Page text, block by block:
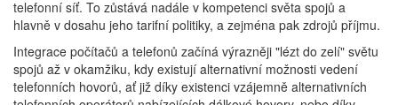
telefonní síť. To zůstává nadále v kompetenci světa spojů a
hlavně v dosahu jeho tarifní politiky, a zejména pak zdrojů příjmu.
Integrace počítačů a telefonů začíná výrazněji "lézt do zelí" světu
spojů až v okamžiku, kdy existují alternativní možnosti vedení
telefonních hovorů, ať již díky existenci vzájemně alternativních